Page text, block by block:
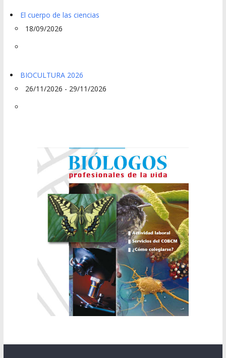
El cuerpo de las ciencias
18/09/2026
BIOCULTURA 2026
26/11/2026 - 29/11/2026